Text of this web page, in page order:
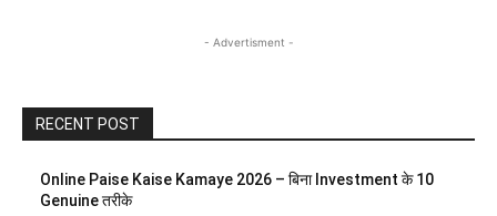
- Advertisment -
RECENT POST
Online Paise Kaise Kamaye 2026 – बिना Investment के 10
Genuine तरीके